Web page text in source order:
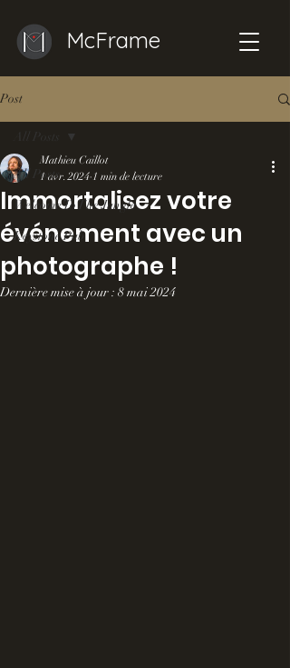
McFrame
Post
All Posts
Welcome To The Jungle
Keystone Pub
All Posts
Immortalisez votre
événement avec un
photographe !
Mathieu Caillot
1 avr. 2024 1 min de lecture
Dernière mise à jour : 8 mai 2024